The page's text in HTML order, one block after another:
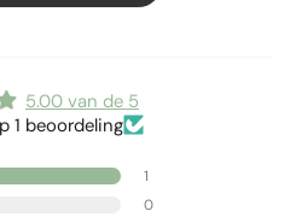
5.00 van de 5
1 beoordeling
1
0